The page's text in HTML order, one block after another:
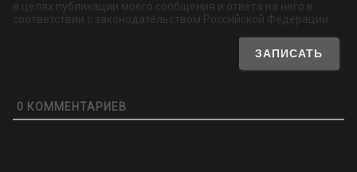
в целях публикации моего сообщения и ответа на него в
соответствии с законодательством Российской Федерации.
0 КОММЕНТАРИЕВ